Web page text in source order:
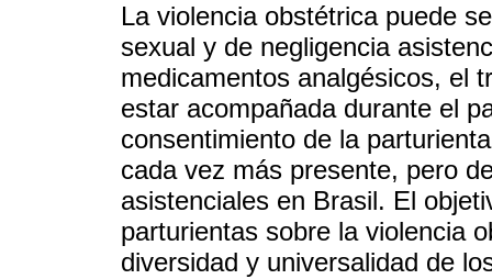
La violencia obstétrica puede
sexual y de negligencia
medicamentos analgésicos, el
estar acompañada durante el
consentimiento de la
cada vez más presente, pero
asistenciales en Brasil. El
parturientas sobre la violencia
diversidad y universalidad de